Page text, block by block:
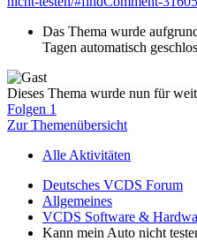
Das Thema wurde
Tagen automatisch
Dieses Thema wurde nun für
Folgen 1
Zur Themenübersicht
Alle Aktivitäten
Deutsches VCDS Forum
Allgemeines
VCDS Software &
Kann mein Auto nicht